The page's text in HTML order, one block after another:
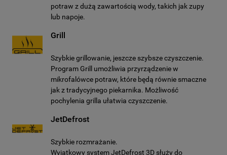
potraw z dużą zawartością wody, takich jak zupy
lub napoje.
Grill
Szybkie grillowanie, jeszcze szybsze czyszczenie.
Program Grill umożliwia przyrządzenie w
mikrofalówce potraw, które będą równie smaczne
jak z tradycyjnego piekarnika. Możliwość
pochylenia grilla ułatwia czyszczenie.
JetDefrost
Szybkie rozmrażanie.
Wyjątkowy system JetDefrost 3D służy do